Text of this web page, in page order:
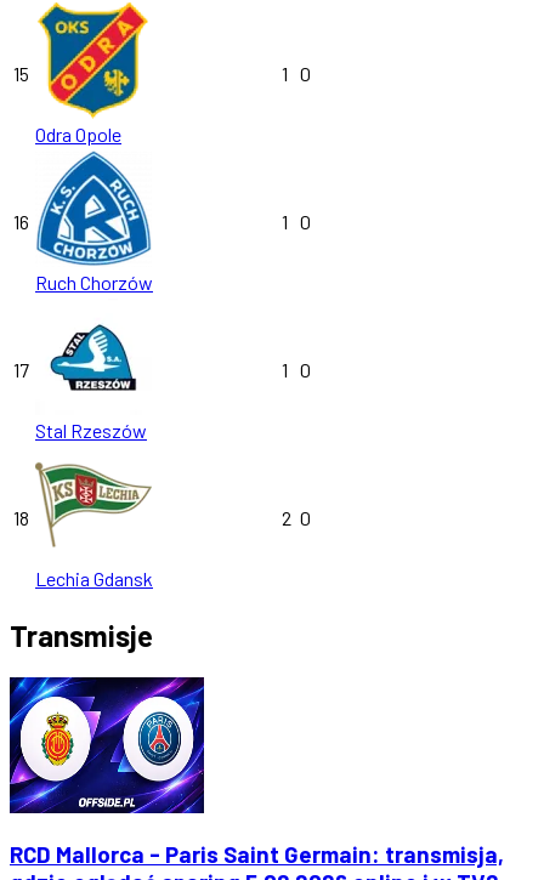
15
Odra Opole
1 0
16
Ruch Chorzów
1 0
17
Stal Rzeszów
1 0
18
Lechia Gdansk
2 0
Transmisje
RCD Mallorca - Paris Saint Germain: transmisja,